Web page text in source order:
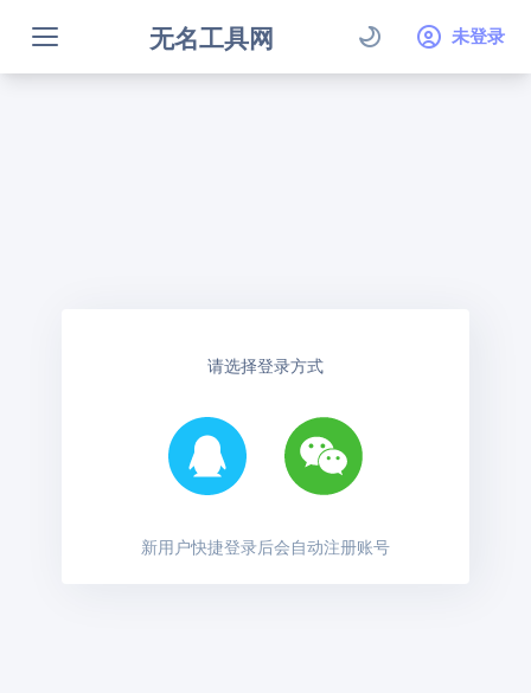
无名工具网 未登录
请选择登录方式
新用户快捷登录后会自动注册账号